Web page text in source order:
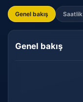
Genel bakış Saatlik
Genel bakış